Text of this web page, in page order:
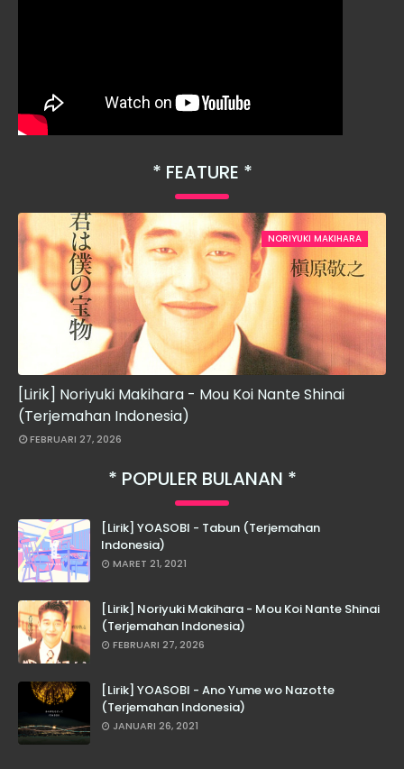
FEATURE
NORIYUKI MAKIHARA
[Lirik] Noriyuki Makihara - Mou Koi Nante Shinai
(Terjemahan Indonesia)
FEBRUARI 27, 2026
POPULER BULANAN
[Lirik] YOASOBI - Tabun (Terjemahan
Indonesia)
MARET 21, 2021
[Lirik] Noriyuki Makihara - Mou Koi Nante Shinai
(Terjemahan Indonesia)
FEBRUARI 27, 2026
[Lirik] YOASOBI - Ano Yume wo Nazotte
(Terjemahan Indonesia)
JANUARI 26, 2021